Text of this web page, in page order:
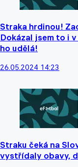
Straka hrdinou!
Dokázal jsem to i
ho udělá!
26.05.2024 14:23
Straku čeká na
vystřídaly obavy,